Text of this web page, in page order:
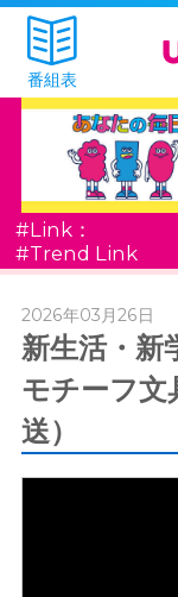
番組表
#Link：
#Trend Link
2026年03月26日
新生活・新
モチーフ
送）